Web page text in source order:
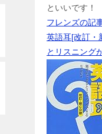
といいです！
フレンズの記
英語耳[改訂・
とリスニング